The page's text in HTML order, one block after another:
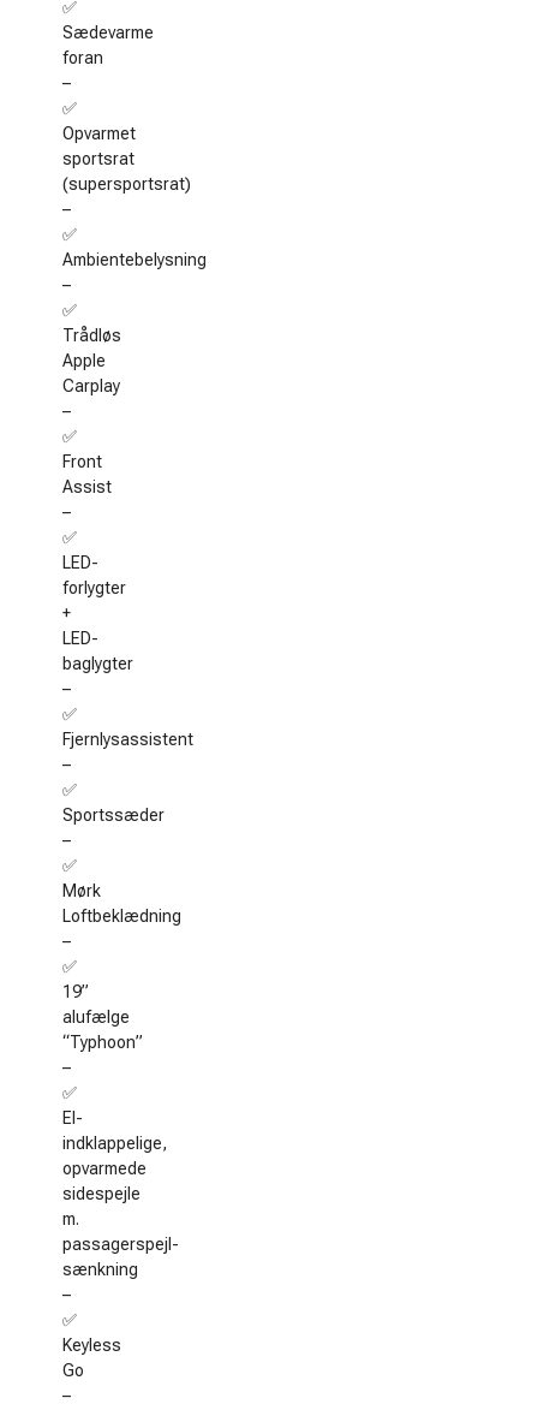
✅
Sædevarme
foran
–
✅
Opvarmet
sportsrat
(supersportsrat)
–
✅
Ambientebelysning
–
✅
Trådløs
Apple
Carplay
–
✅
Front
Assist
–
✅
LED-
forlygter
+
LED-
baglygter
–
✅
Fjernlysassistent
–
✅
Sportssæder
–
✅
Mørk
Loftbeklædning
–
✅
19”
alufælge
“Typhoon”
–
✅
El-
indklappelige,
opvarmede
sidespejle
m.
passagerspejl-
sænkning
–
✅
Keyless
Go
–